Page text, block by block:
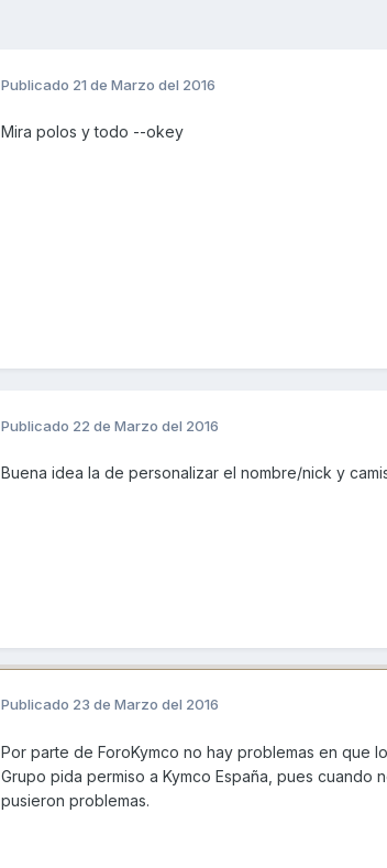
Publicado 21 de Marzo del 2016
Mira polos y todo --okey
Publicado 22 de Marzo del 2016
Buena idea la de personalizar el nombre/nick y
Publicado 23 de Marzo del 2016
Por parte de ForoKymco no hay problemas en que
Grupo pida permiso a Kymco España, pues cuando
pusieron problemas.